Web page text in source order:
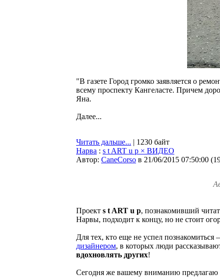
"В газете Город громко заявляется о
всему проспекту Кангеласте. Причем
Яна.
Далее...
Читать дальше... | 1230 байт
Нарва : s t ART u p × ВИДЕО
Автор: CaneCorso в 21/06/2015 07:50:00 (
Проект s t ART u p, познакомивший
Нарвы, подходит к концу, но не стоит
Для тех, кто еще не успел познакомиться
дизайнером, в которых люди
вдохновлять других!
Сегодня же вашему вниманию предлагаю